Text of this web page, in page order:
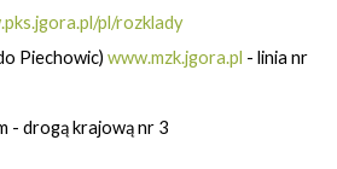
pl/rozklady
Piechowic) www.mzk.jgora.pl - linia nr
- drogą krajową nr 3